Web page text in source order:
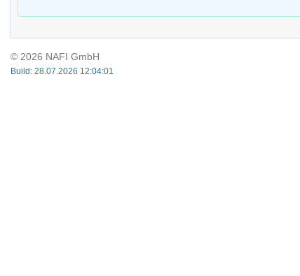
© 2026 NAFI GmbH
Build: 28.07.2026 12:04:01